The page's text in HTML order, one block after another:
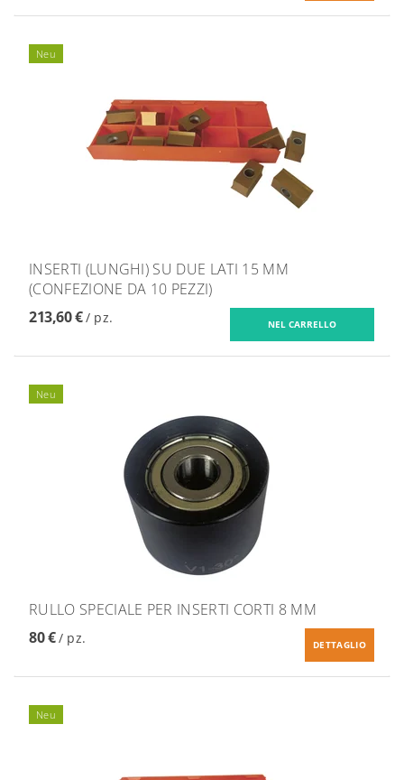
Neu
INSERTI (LUNGHI) SU DUE LATI 15 MM
(CONFEZIONE DA 10 PEZZI)
213,60 €/ pz.
Neu
RULLO SPECIALE PER INSERTI CORTI 8 MM
80 €/ pz. DETTAGLIO
Neu